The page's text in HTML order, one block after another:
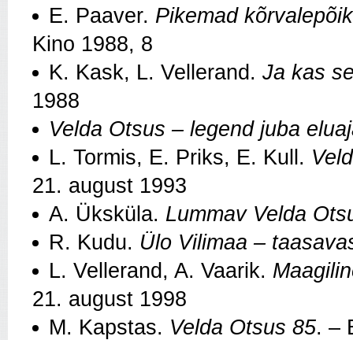
E. Paaver. Pikemad
Kino 1988, 8
K. Kask, L. Vellerand. Ja kas
1988
Velda Otsus – legend juba
L. Tormis, E. Priks, E. Kull.
21. august 1993
A. Üksküla. Lummav Velda
R. Kudu. Ülo Vilimaa –
L. Vellerand, A. Vaarik.
21. august 1998
M. Kapstas. Velda Otsus 85. –